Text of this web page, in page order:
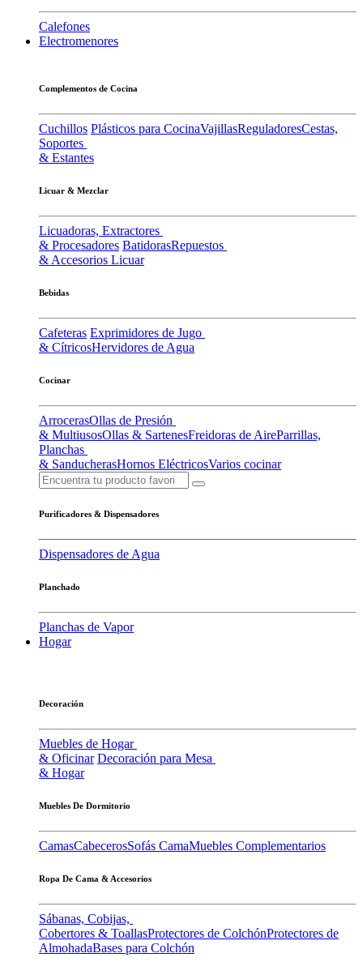
Calefones
Electromenores
Complementos de Cocina
Cuchillos Plásticos para CocinaVajillasReguladoresCestas,
Soportes
& Estantes
Licuar & Mezclar
Licuadoras, Extractores
& Procesadores BatidorasRepuestos
& Accesorios Licuar
Bebidas
Cafeteras Exprimidores de Jugo
& CítricosHervidores de Agua
Cocinar
ArrocerasOllas de Presión
& MultiusosOllas & SartenesFreidoras de AireParrillas,
Planchas
& SanducherasHornos EléctricosVarios cocinar
Purificadores & Dispensadores
Dispensadores de Agua
Planchado
Planchas de Vapor
Hogar
Decoración
Muebles de Hogar
& Oficinar Decoración para Mesa
& Hogar
Muebles De Dormitorio
CamasCabecerosSofás CamaMuebles Complementarios
Ropa De Cama & Accesorios
Sábanas, Cobijas,
Cobertores & ToallasProtectores de ColchónProtectores de
AlmohadaBases para Colchón